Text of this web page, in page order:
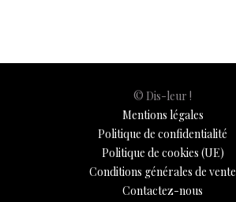
© Dis-leur !
Mentions légales
Politique de confidentialité
Politique de cookies (UE)
Conditions générales de vente
Contactez-nous